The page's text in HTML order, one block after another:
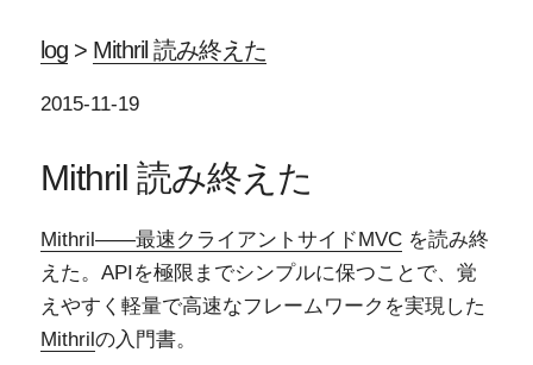
log> Mithril 読み終えた
2015-11-19
Mithril 読み終えた
Mithril――最速クライアントサイドMVCを読み終
えた。APIを極限までシンプルに保つことで、覚
えやすく軽量で高速なフレームワークを実現した
Mithrilの入門書。